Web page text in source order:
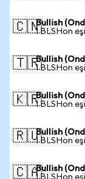
🇨🇳Bullish
1 BLSHon
🇹🇷Bullish
1 BLSHon
🇰🇷Bullish
1 BLSHon
🇷🇺Bullish
1 BLSHon
🇨🇦Bullish
1 BLSHon